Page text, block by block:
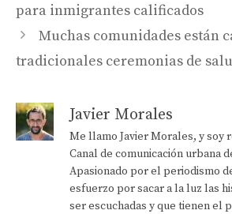
para inmigrantes calificados
Muchas comunidades están
tradicionales ceremonias de
Javier Morales
Me llamo Javier Morales, y soy
Canal de comunicación urbana
Apasionado por el periodismo
esfuerzo por sacar a la luz las
ser escuchadas y que tienen el